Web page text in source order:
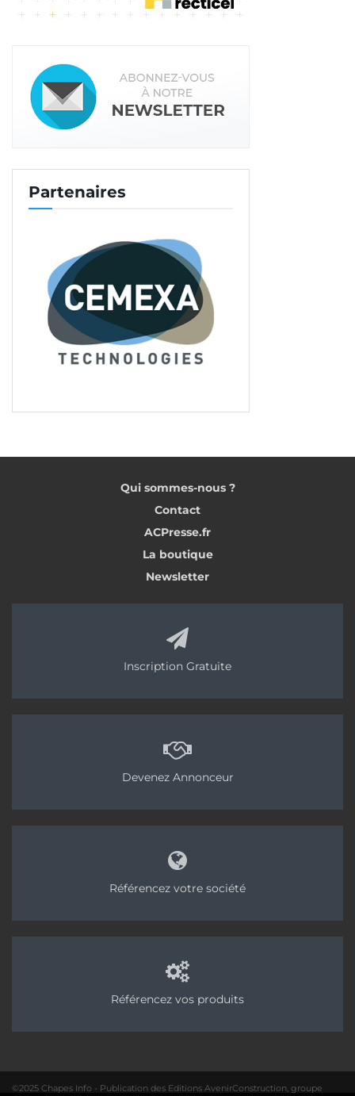
Partenaires
Qui sommes-nous ?
Contact
ACPresse.fr
La boutique
Newsletter
Inscription Gratuite
Devenez Annonceur
Référencez votre société
Référencez vos produits
©2025 Chapes Info - Publication des Editions AvenirConstruction, groupe